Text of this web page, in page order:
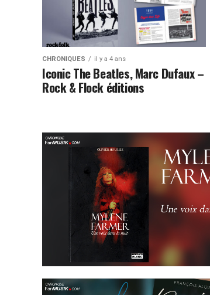
CHRONIQUES il y a 4 ans
Iconic The Beatles, Marc Dufaux –
Rock & Flock éditions